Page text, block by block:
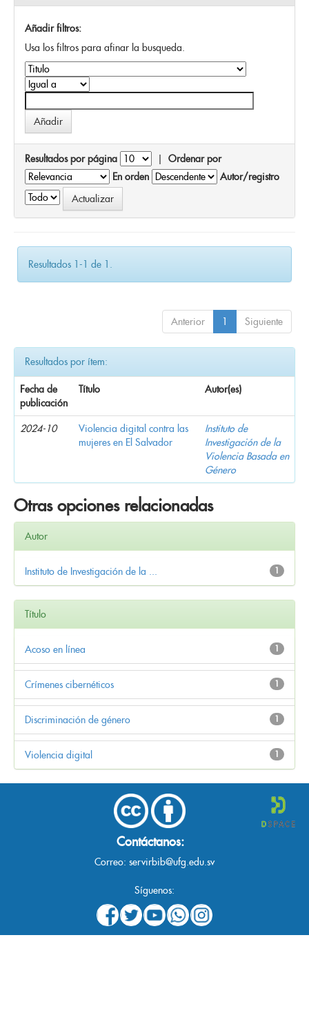
Añadir filtros:
Usa los filtros para afinar la busqueda.
Resultados por página | Ordenar por
En orden
Autor/registro
Resultados 1-1 de 1.
Anterior 1 Siguiente
Resultados por ítem:
Fecha de
publicación
Título Autor(es)
2024-10
Violencia digital contra las
mujeres en El Salvador
Instituto de
Investigación de la
Violencia Basada en
Género
Otras opciones relacionadas
Autor
1
Instituto de Investigación de la ...
Título
1
Acoso en línea
1
Crímenes cibernéticos
1
Discriminación de género
1
Violencia digital
Contáctanos:
Correo: servirbib@ufg.edu.sv
Síguenos: